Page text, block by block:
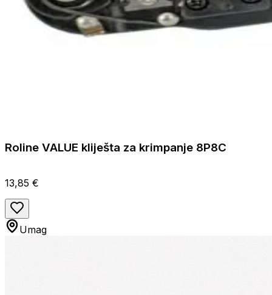
Roline VALUE kliješta za krimpanje 8P8C
13,85 €
Umag